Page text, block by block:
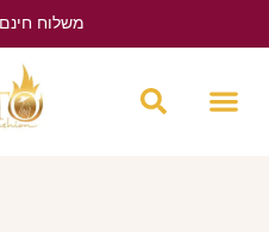
משלוח